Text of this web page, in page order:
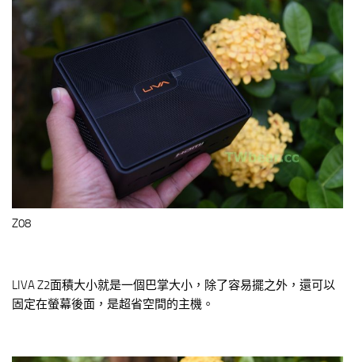
Z08
LIVA Z2面積大小就是一個巴掌大小，除了容易擺之外，還可以
固定在螢幕後面，是超省空間的主機。